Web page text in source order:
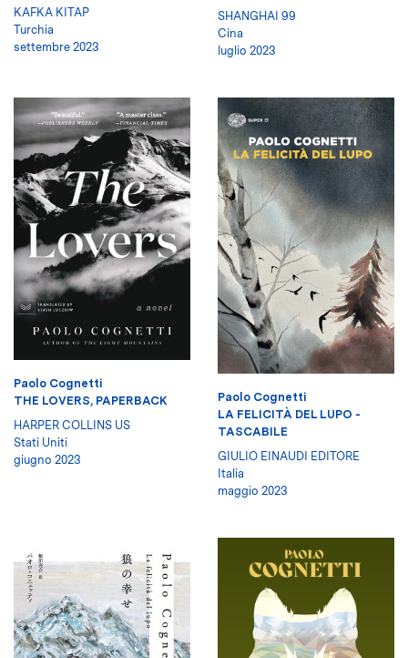
KAFKA KITAP
Turchia
settembre 2023
SHANGHAI 99
Cina
luglio 2023
Paolo Cognetti
THE LOVERS, PAPERBACK
HARPER COLLINS US
Stati Uniti
giugno 2023
Paolo Cognetti
LA FELICITÀ DEL LUPO -
TASCABILE
GIULIO EINAUDI EDITORE
Italia
maggio 2023